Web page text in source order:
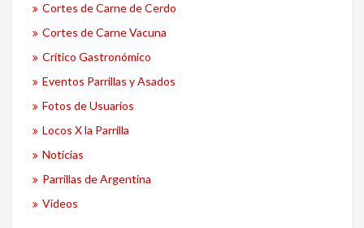
Cortes de Carne de Cerdo
Cortes de Carne Vacuna
Crítico Gastronómico
Eventos Parrillas y Asados
Fotos de Usuarios
Locos X la Parrilla
Noticias
Parrillas de Argentina
Videos